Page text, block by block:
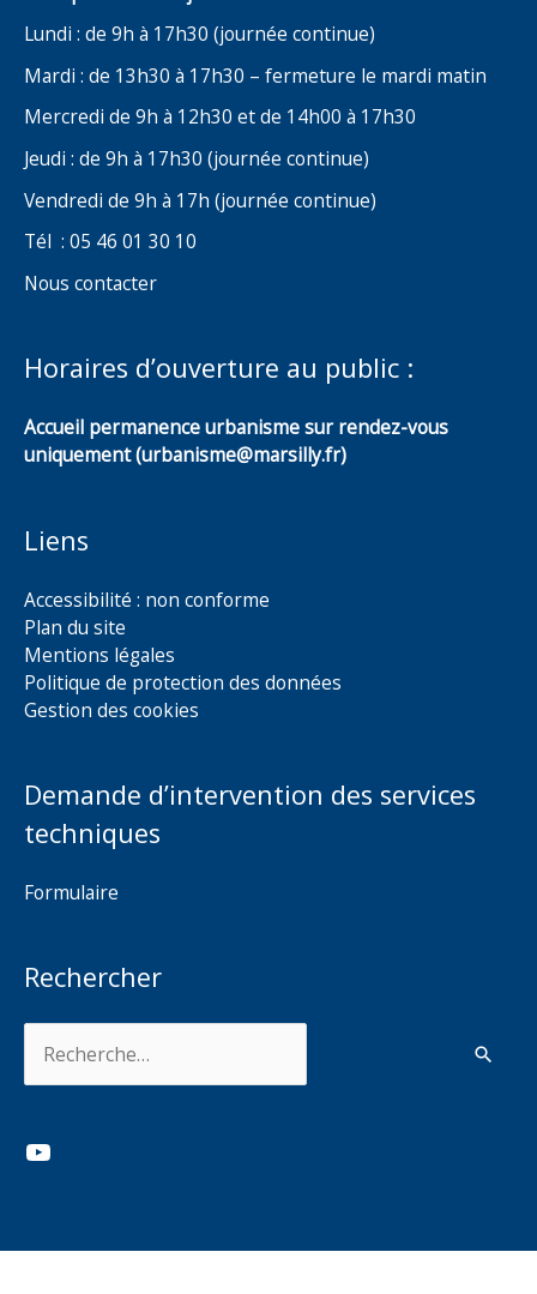
Lundi : de 9h à 17h30 (journée continue)
Mardi : de 13h30 à 17h30 – fermeture le mardi matin
Mercredi de 9h à 12h30 et de 14h00 à 17h30
Jeudi : de 9h à 17h30 (journée continue)
Vendredi de 9h à 17h (journée continue)
Tél : 05 46 01 30 10
Nous contacter
Horaires d’ouverture au public :
Accueil permanence urbanisme sur rendez-vous
uniquement (urbanisme@marsilly.fr)
Liens
Accessibilité : non conforme
Plan du site
Mentions légales
Politique de protection des données
Gestion des cookies
Demande d’intervention des services
techniques
Formulaire
Rechercher
YouTube